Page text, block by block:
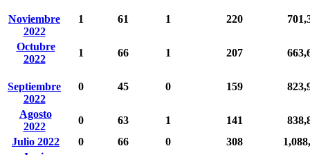
Noviembre
2022
1 61 1 220
Octubre
2022
1 66 1 207
Septiembre
2022
0 45 0 159
Agosto
2022
0 63 1 141
Julio 2022
0 66 0 308